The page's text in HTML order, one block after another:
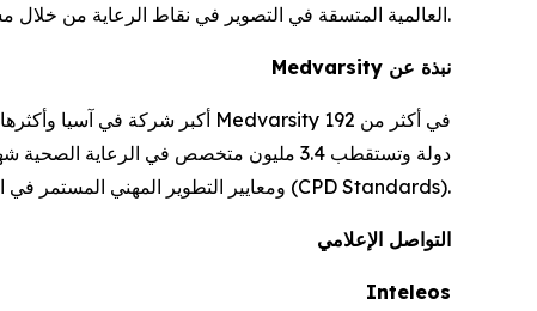
العالمية المتسقة في التصوير في نقاط الرعاية من خلال مسارات التعلم المُنظَّمة والتقييمات والشراكات.
نبذة عن Medvarsity
من مجلس اعتماد التعليم الطبي المستمر (ACCME)، ومجلس الاعتماد البريطاني (BAC)، ومعايير التطوير المهني المستمر في المملكة المتحدة (CPD Standards).
التواصل الإعلامي
Inteleos